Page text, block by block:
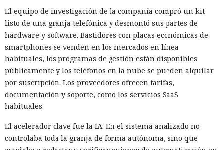
El equipo de investigación de la compañía compró un kit
listo de una granja telefónica y desmontó sus partes de
hardware y software. Bastidores con placas económicas de
smartphones se venden en los mercados en línea
habituales, los programas de gestión están disponibles
públicamente y los teléfonos en la nube se pueden alquilar
por suscripción. Los proveedores ofrecen tarifas,
documentación y soporte, como los servicios SaaS
habituales.
El acelerador clave fue la IA. En el sistema analizado no
controlaba toda la granja de forma autónoma, sino que